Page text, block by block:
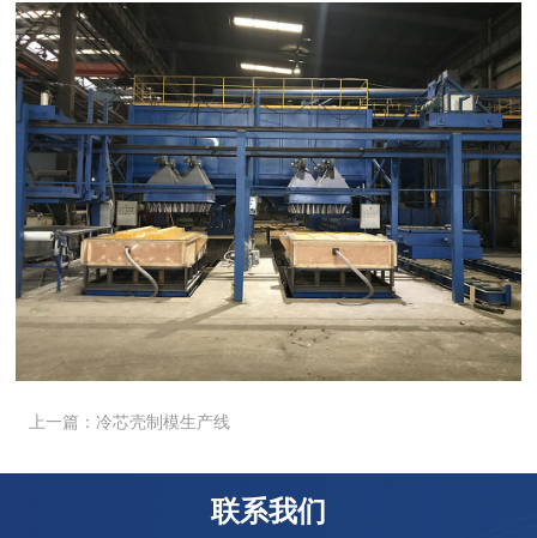
上一篇：冷芯壳制模生产线
联系我们